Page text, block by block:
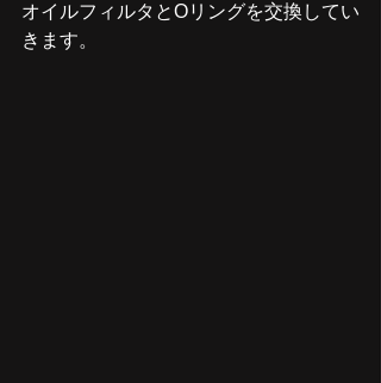
オイルフィルタとOリングを交換してい
きます。